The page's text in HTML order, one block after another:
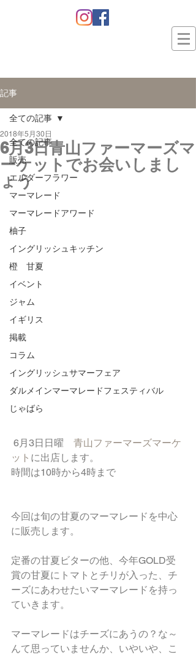
記事
全ての記事
販売
エルダーフラワー
マーマレード
マーマレードアワード
柚子
イングリッシュキッチン
橙 甘夏
イベント
ジャム
イギリス
掲載
コラム
イングリッシュサマーフェア
ダルメインマーマレードフェスティバル
じゃばら
全ての記事
6月3日青山ファーマーズマ
ーケットでお会いしまし
ょう
2018年5月30日
6月3日日曜 青山ファーマーズマーケ
ット に出店します。
時間は10時から4時まで
今回は旬の甘夏のマーマレードを中心
に販売します。
定番の甘夏ビターの他、今年GOLD受
賞の甘夏にトマトとチリが入った、チ
ーズにあわせたいマーマレードを持っ
ていきます。
マーマレードはチーズにあうの？な～
んて思っていませんか、いやいや、こ